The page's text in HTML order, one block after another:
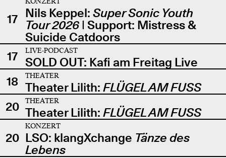
17 Nils Keppel: Super Sonic Youth
Tour 2026| Support: Mistress &
Suicide Catdoors
17
LIVE-PODCAST
SOLD OUT: Kafi am Freitag Live
18
THEATER
Theater Lilith: FLÜGEL AM FUSS
20
THEATER
Theater Lilith: FLÜGEL AM FUSS
20
KONZERT
LSO: klangXchange Tänze des
Lebens